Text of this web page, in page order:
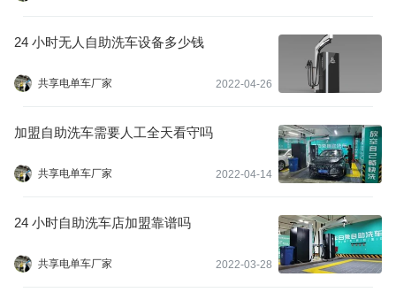
24 小时无人自助洗车设备多少钱
共享电单车厂家 2022-04-26
加盟自助洗车需要人工全天看守吗
共享电单车厂家 2022-04-14
24 小时自助洗车店加盟靠谱吗
共享电单车厂家 2022-03-28